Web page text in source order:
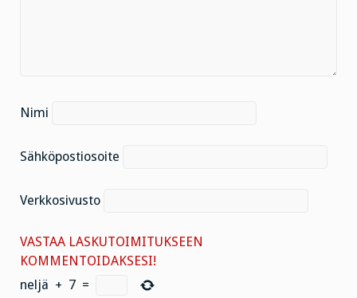
Nimi
Sähköpostiosoite
Verkkosivusto
VASTAA LASKUTOIMITUKSEEN
KOMMENTOIDAKSESI!
neljä + 7 =